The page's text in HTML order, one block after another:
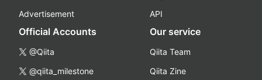
Advertisement
API
Official Accounts
@Qiita
@qiita_milestone
Our service
Qiita Team
Qiita Zine